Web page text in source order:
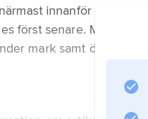
innanför kusten.
först senare. Mer än 3
mark samt